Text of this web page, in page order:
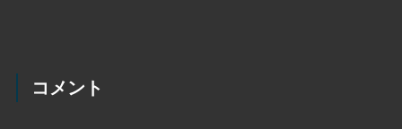
コメント